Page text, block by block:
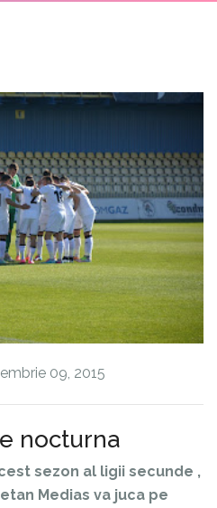
09, 2015
nocturna
sezon al ligii secunde ,
Medias va juca pe